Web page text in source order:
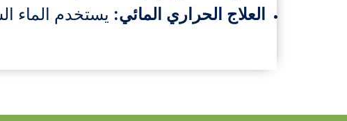
العلاج الحراري المائي: يستخدم الماء